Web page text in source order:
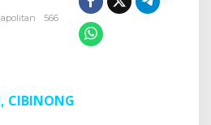
566
CIBINONG